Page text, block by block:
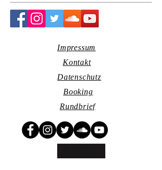
Impressum
Kontakt
Datenschutz
Booking
Rundbrief